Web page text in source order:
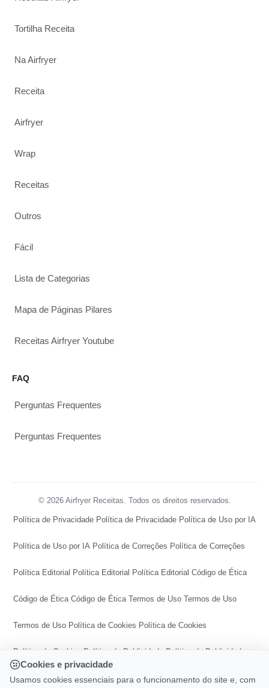
Tortilha Receita
Na Airfryer
Receita
Airfryer
Wrap
Receitas
Outros
Fácil
Lista de Categorias
Mapa de Páginas Pilares
Receitas Airfryer Youtube
FAQ
Perguntas Frequentes
Perguntas Frequentes
© 2026 Airfryer Receitas. Todos os direitos reservados.
Política de Privacidade Política de Privacidade Política de Uso por IA
Política de Uso por IA Política de Correções Política de Correções
Política Editorial Política Editorial Política Editorial Código de Ética
Código de Ética Código de Ética Termos de Uso Termos de Uso
Termos de Uso Política de Cookies Política de Cookies
Política de Cookies Política de Publicidade Política de Publicidade
Política de Publicidade Central de Transparência
Cookies e privacidade
Usamos cookies essenciais para o funcionamento do site e, com